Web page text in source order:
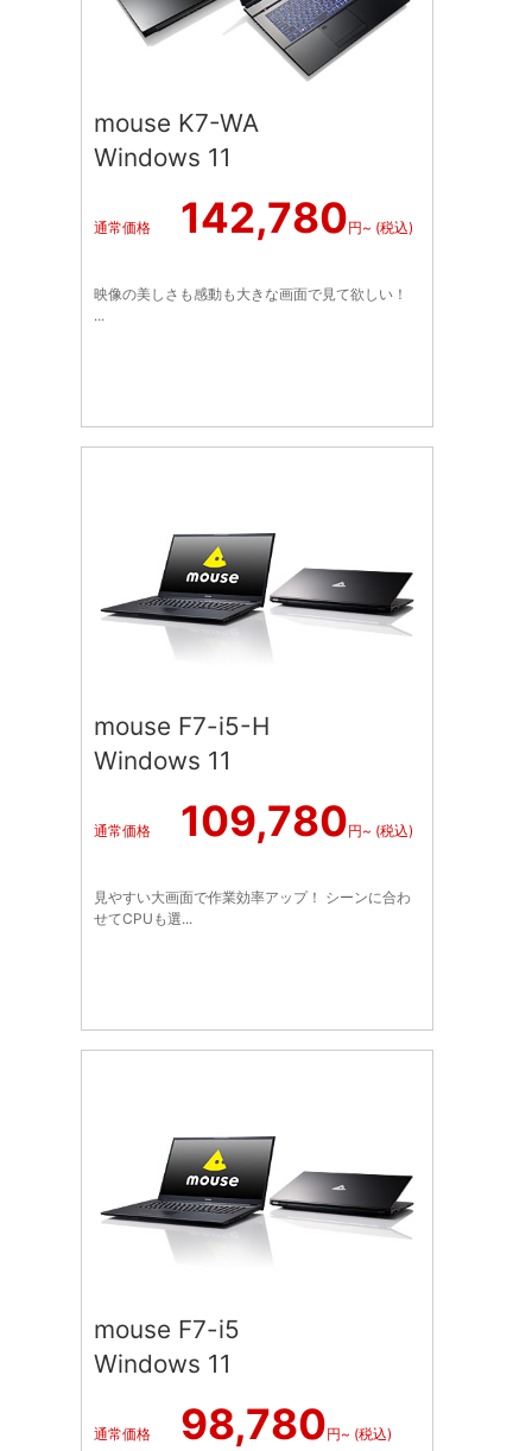
mouse K7-WA
Windows 11
通常価格 142,780円~ (税込)
映像の美しさも感動も大きな画面で見て欲しい！
...
mouse F7-i5-H
Windows 11
通常価格 109,780円~ (税込)
見やすい大画面で作業効率アップ！ シーンに合わ
せてCPUも選...
mouse F7-i5
Windows 11
通常価格 98,780円~ (税込)